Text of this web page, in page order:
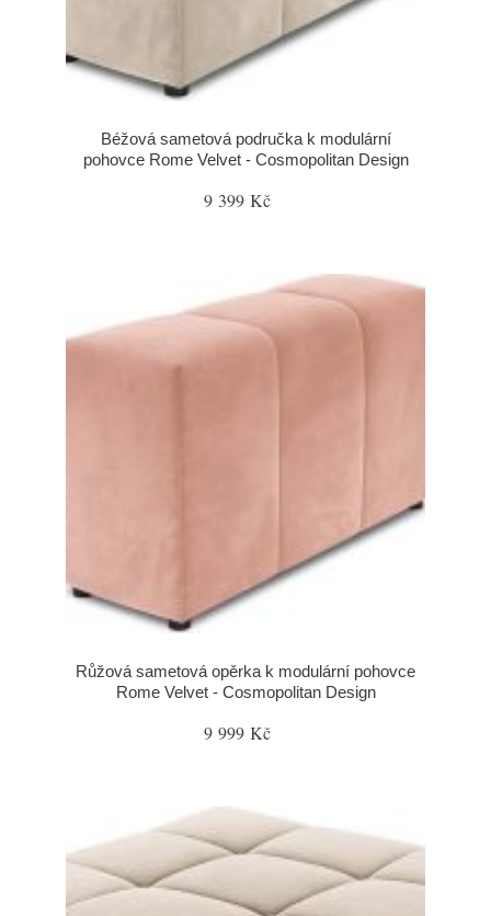
Béžová sametová područka k modulární
pohovce Rome Velvet - Cosmopolitan Design
9 399 Kč
Růžová sametová opěrka k modulární pohovce
Rome Velvet - Cosmopolitan Design
9 999 Kč